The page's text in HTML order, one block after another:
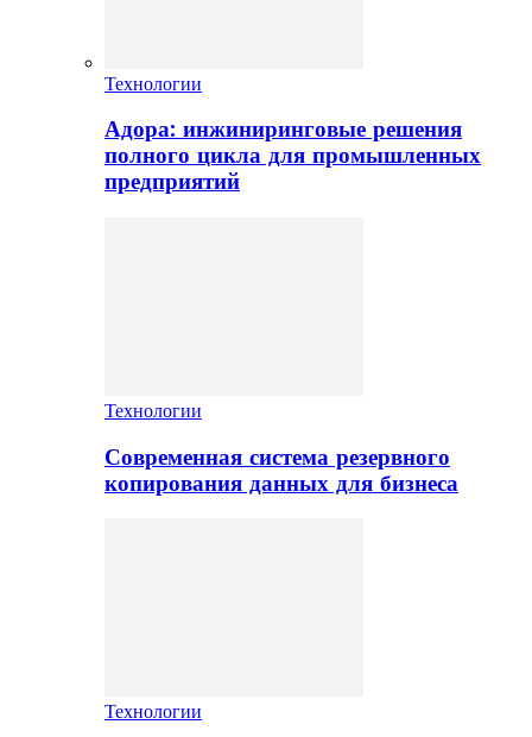
Технологии
Адора: инжиниринговые решения
полного цикла для промышленных
предприятий
Технологии
Современная система резервного
копирования данных для бизнеса
Технологии